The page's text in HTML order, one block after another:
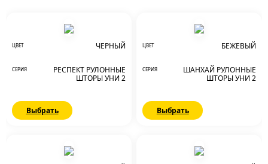
ЦВЕТ ЧЕРНЫЙ
СЕРИЯ
РЕСПЕКТ РУЛОННЫЕ
ШТОРЫ УНИ 2
Выбрать
ЦВЕТ БЕЖЕВЫЙ
СЕРИЯ
ШАНХАЙ РУЛОННЫЕ
ШТОРЫ УНИ 2
Выбрать